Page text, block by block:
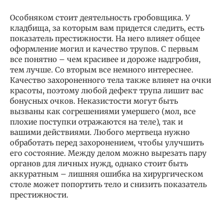
Особняком стоит деятельность гробовщика. У
кладбища, за которым вам придется следить, есть
показатель престижности. На него влияет общее
оформление могил и качество трупов. С первым
все понятно – чем красивее и дороже надгробия,
тем лучше. Со вторым все немного интереснее.
Качество захороненного тела также влияет на очки
красоты, поэтому любой дефект трупа лишит вас
бонусных очков. Неказистости могут быть
вызваны как согрешениями умершего (мол, все
плохие поступки отражаются на теле), так и
вашими действиями. Любого мертвеца нужно
обработать перед захоронением, чтобы улучшить
его состояние. Между делом можно вырезать пару
органов для личных нужд, однако стоит быть
аккуратным – лишняя ошибка на хирургическом
столе может попортить тело и снизить показатель
престижности.